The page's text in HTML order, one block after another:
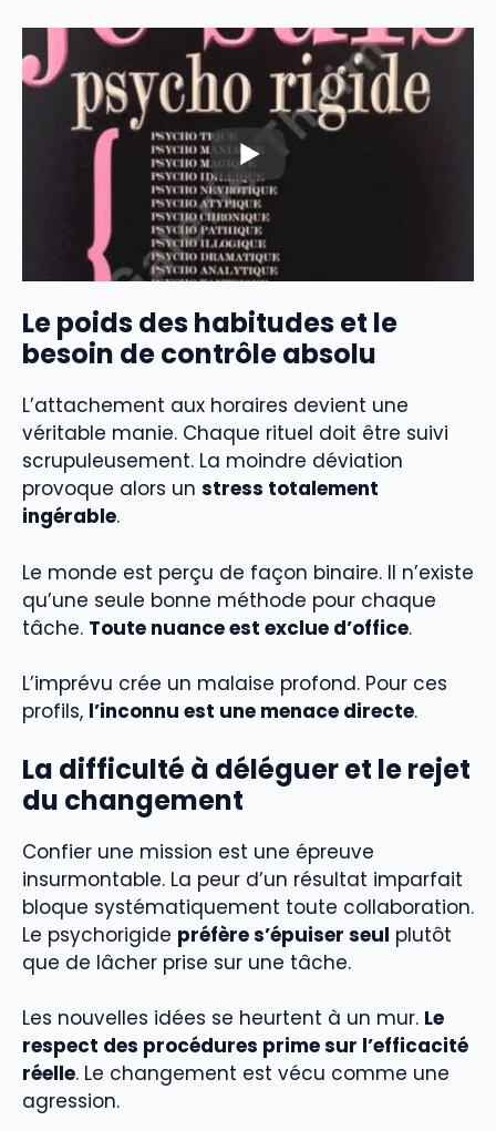
Le poids des habitudes et le
besoin de contrôle absolu
L’attachement aux horaires devient une
véritable manie. Chaque rituel doit être suivi
scrupuleusement. La moindre déviation
provoque alors un stress totalement
ingérable.
Le monde est perçu de façon binaire. Il n’existe
qu’une seule bonne méthode pour chaque
tâche. Toute nuance est exclue d’office.
L’imprévu crée un malaise profond. Pour ces
profils, l’inconnu est une menace directe.
La difficulté à déléguer et le rejet
du changement
Confier une mission est une épreuve
insurmontable. La peur d’un résultat imparfait
bloque systématiquement toute collaboration.
Le psychorigide préfère s’épuiser seul plutôt
que de lâcher prise sur une tâche.
Les nouvelles idées se heurtent à un mur. Le
respect des procédures prime sur l’efficacité
réelle. Le changement est vécu comme une
agression.